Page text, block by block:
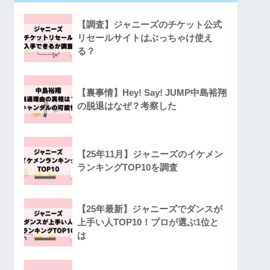
【調査】ジャニーズのチケット公式
リセールサイトはぶっちゃけ使え
る？
【裏事情】Hey! Say! JUMP中島裕翔
の脱退はなぜ？考察した
【25年11月】ジャニーズのイケメン
ランキングTOP10を調査
【25年最新】ジャニーズでダンスが
上手い人TOP10！プロが選ぶ1位と
は